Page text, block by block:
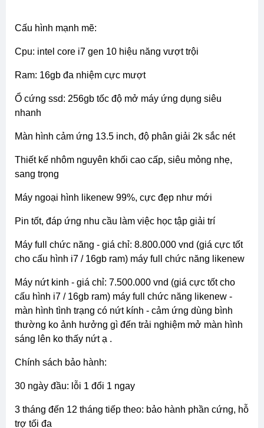
cấu hình mạnh mẽ:
cpu: intel core i7 gen 10 hiệu năng vượt trội
ram: 16gb đa nhiệm cực mượt
ổ cứng ssd: 256gb tốc độ mở máy ứng dụng siêu
nhanh
màn hình cảm ứng 13.5 inch, độ phân giải 2k sắc nét
thiết kế nhôm nguyên khối cao cấp, siêu mỏng nhẹ,
sang trọng
máy ngoại hình likenew 99%, cực đẹp như mới
pin tốt, đáp ứng nhu cầu làm việc học tập giải trí
máy full chức năng - giá chỉ: 8.800.000 vnd (giá cực tốt
cho cấu hình i7 / 16gb ram) máy full chức năng likenew
máy nứt kinh - giá chỉ: 7.500.000 vnd (giá cực tốt cho
cấu hình i7 / 16gb ram) máy full chức năng likenew -
màn hình tình trạng có nứt kính - cảm ứng dùng bình
thường ko ảnh hưởng gì đến trải nghiệm mở màn hình
sáng lên ko thấy nứt ạ .
chính sách bảo hành:
30 ngày đầu: lỗi 1 đổi 1 ngay
3 tháng đến 12 tháng tiếp theo: bảo hành phần cứng, hỗ
trợ tối đa